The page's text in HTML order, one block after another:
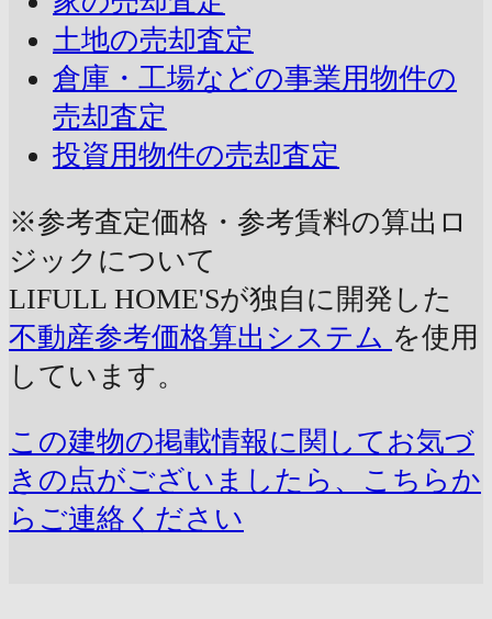
土地の売却査定
倉庫・工場などの事業用物件の
売却査定
投資用物件の売却査定
※参考査定価格・参考賃料の算出ロ
ジックについて
LIFULL HOME'Sが独自に開発した
不動産参考価格算出システム を使用
しています。
この建物の掲載情報に関してお気づ
きの点がございましたら、こちらか
らご連絡ください